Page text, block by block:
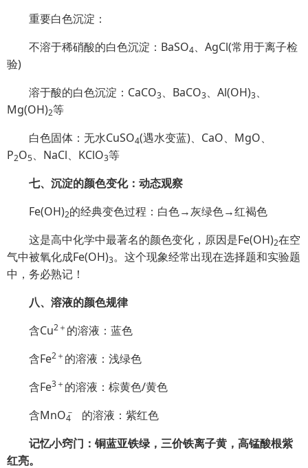
重要白色沉淀：
不溶于稀硝酸的白色沉淀：BaSO4、AgCl(常用于离子检
验)
溶于酸的白色沉淀：CaCO3、BaCO3、Al(OH)3、
Mg(OH)2等
白色固体：无水CuSO4(遇水变蓝)、CaO、MgO、
P2O5、NaCl、KClO3等
七、沉淀的颜色变化：动态观察
Fe(OH)2的经典变色过程：白色→灰绿色→红褐色
这是高中化学中最著名的颜色变化，原因是Fe(OH)2在空
气中被氧化成Fe(OH)3。这个现象经常出现在选择题和实验题
中，务必熟记！
八、溶液的颜色规律
含Cu2＋ 的溶液：蓝色
含Fe2＋ 的溶液：浅绿色
含Fe3＋ 的溶液：棕黄色/黄色
含MnO4
－
的溶液：紫红色
记忆小窍门：铜蓝亚铁绿，三价铁离子黄，高锰酸根紫
红亮。